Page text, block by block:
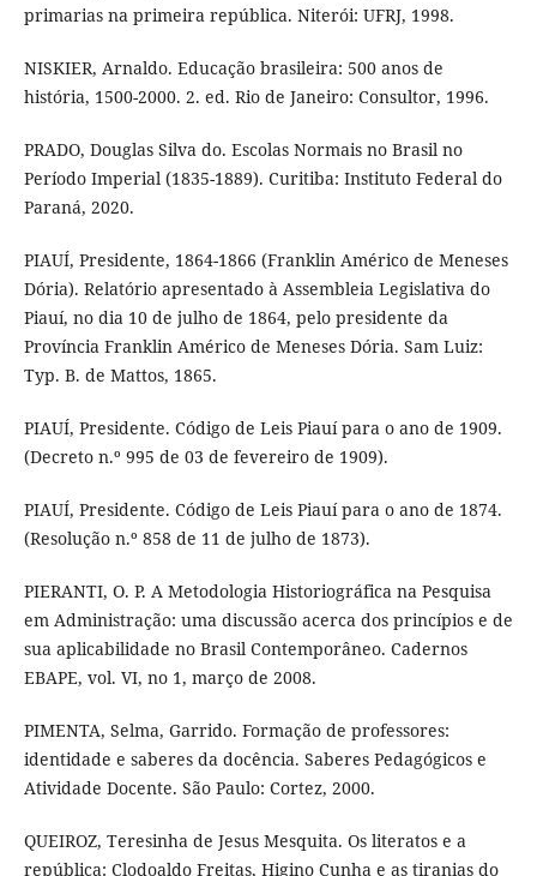
primarias na primeira república. Niterói: UFRJ, 1998.
NISKIER, Arnaldo. Educação brasileira: 500 anos de
história, 1500-2000. 2. ed. Rio de Janeiro: Consultor, 1996.
PRADO, Douglas Silva do. Escolas Normais no Brasil no
Período Imperial (1835-1889). Curitiba: Instituto Federal do
Paraná, 2020.
PIAUÍ, Presidente, 1864-1866 (Franklin Américo de Meneses
Dória). Relatório apresentado à Assembleia Legislativa do
Piauí, no dia 10 de julho de 1864, pelo presidente da
Província Franklin Américo de Meneses Dória. Sam Luiz:
Typ. B. de Mattos, 1865.
PIAUÍ, Presidente. Código de Leis Piauí para o ano de 1909.
(Decreto n.º 995 de 03 de fevereiro de 1909).
PIAUÍ, Presidente. Código de Leis Piauí para o ano de 1874.
(Resolução n.º 858 de 11 de julho de 1873).
PIERANTI, O. P. A Metodologia Historiográfica na Pesquisa
em Administração: uma discussão acerca dos princípios e de
sua aplicabilidade no Brasil Contemporâneo. Cadernos
EBAPE, vol. VI, no 1, março de 2008.
PIMENTA, Selma, Garrido. Formação de professores:
identidade e saberes da docência. Saberes Pedagógicos e
Atividade Docente. São Paulo: Cortez, 2000.
QUEIROZ, Teresinha de Jesus Mesquita. Os literatos e a
república: Clodoaldo Freitas, Higino Cunha e as tiranias do